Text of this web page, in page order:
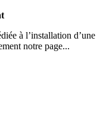
à l’installation d’une
notre page...